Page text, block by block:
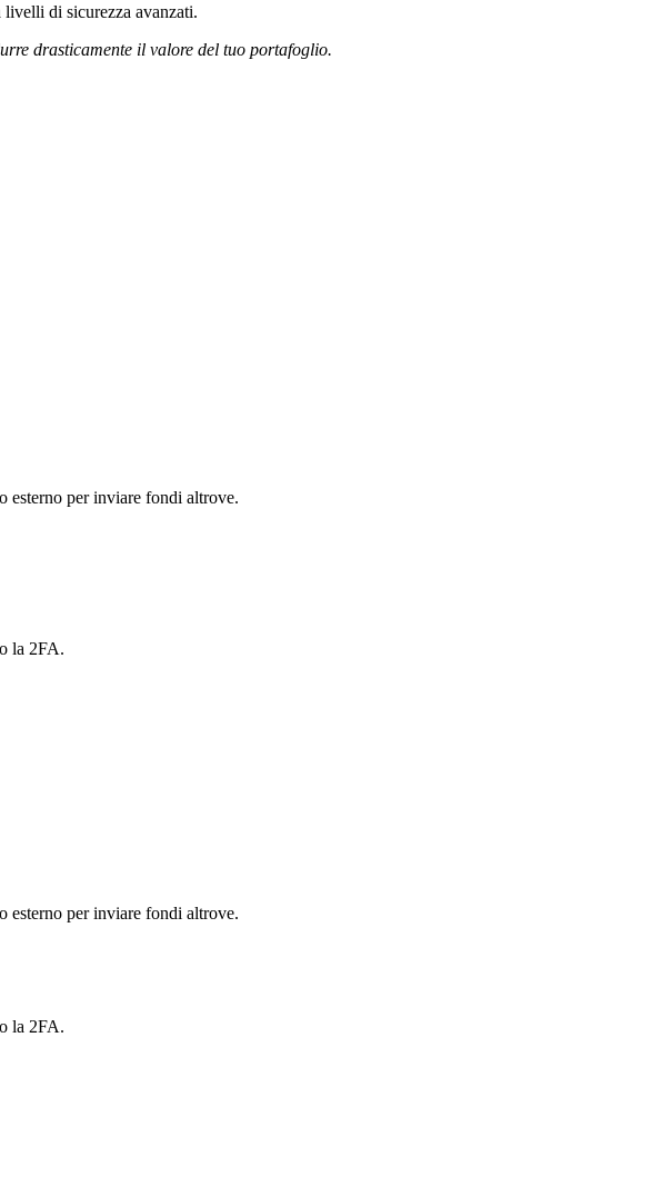
di sicurezza avanzati.
drasticamente il valore del tuo portafoglio.
esterno per inviare fondi altrove.
la 2FA.
esterno per inviare fondi altrove.
la 2FA.